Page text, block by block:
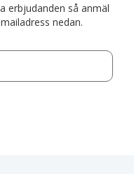
erbjudanden så anmäl
nedan.